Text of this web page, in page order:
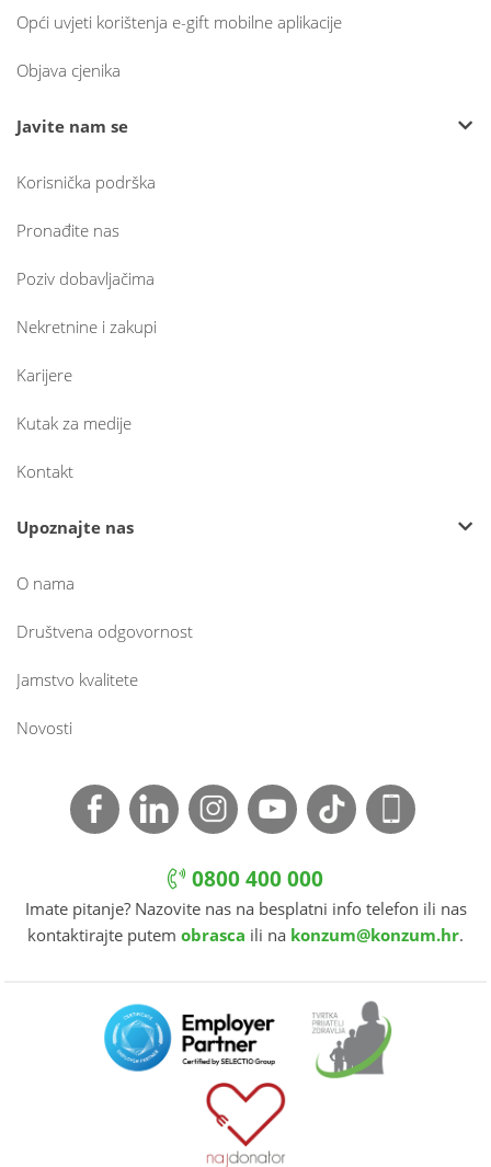
Opći uvjeti korištenja e-gift mobilne aplikacije
Objava cjenika
Javite nam se
Korisnička podrška
Pronađite nas
Poziv dobavljačima
Nekretnine i zakupi
Karijere
Kutak za medije
Kontakt
Upoznajte nas
O nama
Društvena odgovornost
Jamstvo kvalitete
Novosti
0800 400 000
Imate pitanje? Nazovite nas na besplatni info telefon ili nas
kontaktirajte putem obrasca ili na konzum@konzum.hr.